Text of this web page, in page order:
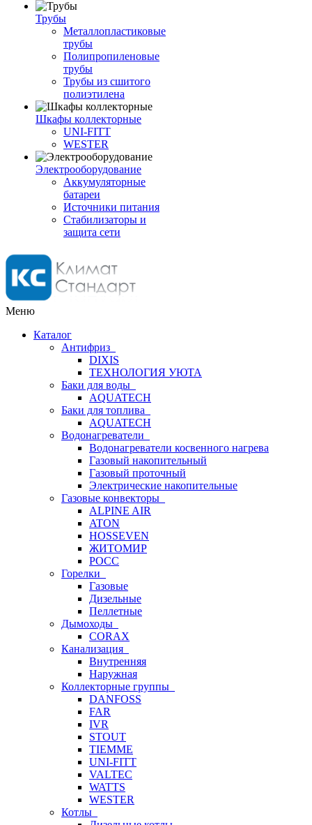
Трубы
Металлопластиковые
трубы
Полипропиленовые
трубы
Трубы из сшитого
полиэтилена
Шкафы коллекторные
UNI-FITT
WESTER
Электрооборудование
Аккумуляторные
батареи
Источники питания
Стабилизаторы и
защита сети
Меню
Каталог
Антифриз
DIXIS
ТЕХНОЛОГИЯ УЮТА
Баки для воды
AQUATECH
Баки для топлива
AQUATECH
Водонагреватели
Водонагреватели косвенного нагрева
Газовый накопительный
Газовый проточный
Электрические накопительные
Газовые конвекторы
ALPINE AIR
ATON
HOSSEVEN
ЖИТОМИР
РОСС
Горелки
Газовые
Дизельные
Пеллетные
Дымоходы
CORAX
Канализация
Внутренняя
Наружная
Коллекторные группы
DANFOSS
FAR
IVR
STOUT
TIEMME
UNI-FITT
VALTEC
WATTS
WESTER
Котлы